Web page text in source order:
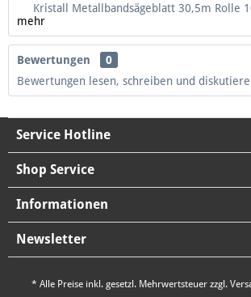
Kristall Metallbandsägeblatt 30,5m Rolle
mehr
Bewertungen
0
Bewertungen lesen, schreiben und
Service Hotline
Shop Service
Informationen
Newsletter
* Alle Preise inkl. gesetzl. Mehrwertsteuer zzgl.